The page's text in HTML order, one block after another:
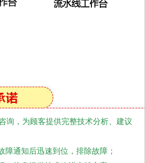
询，为顾客提供完整技术分析、建议
障通知后迅速到位，排除故障；